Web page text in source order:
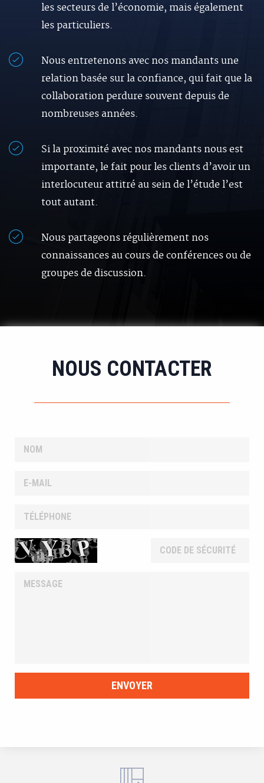
les secteurs de l’économie, mais également
les particuliers.
Nous entretenons avec nos mandants une
relation basée sur la confiance, qui fait que la
collaboration perdure souvent depuis de
nombreuses années.
Si la proximité avec nos mandants nous est
importante, le fait pour les clients d’avoir un
interlocuteur attitré au sein de l’étude l’est
tout autant.
Nous partageons régulièrement nos
connaissances au cours de conférences ou de
groupes de discussion.
NOUS CONTACTER